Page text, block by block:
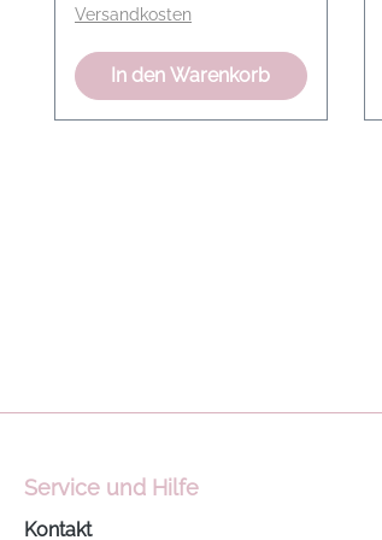
Versandkosten
In den Warenkorb
Service und Hilfe
Kontakt